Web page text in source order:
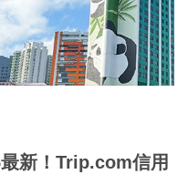
新！Trip.com信用